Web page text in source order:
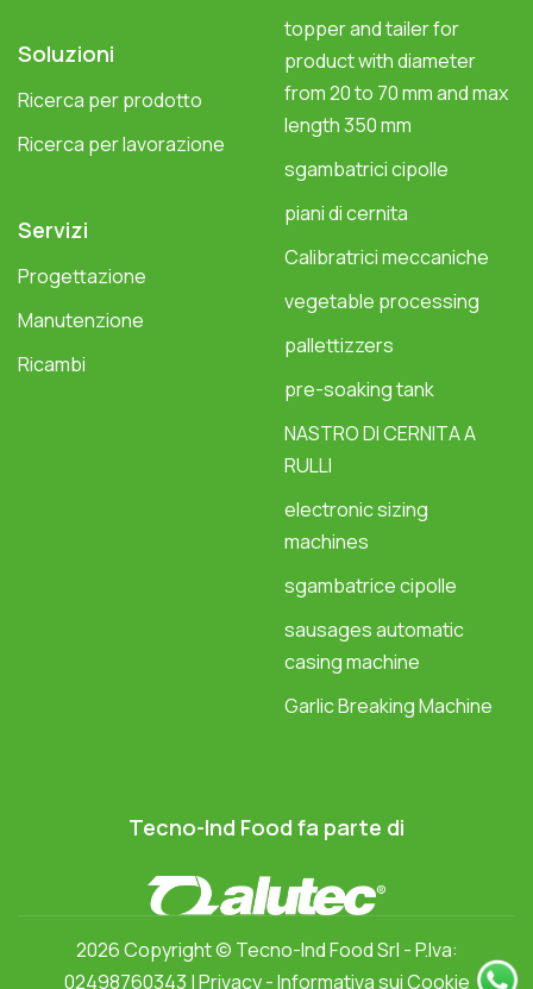
Soluzioni
Ricerca per prodotto
Ricerca per lavorazione
Servizi
Progettazione
Manutenzione
Ricambi
topper and tailer for
product with diameter
from 20 to 70 mm and max
length 350 mm
sgambatrici cipolle
piani di cernita
Calibratrici meccaniche
vegetable processing
pallettizzers
pre-soaking tank
NASTRO DI CERNITA A
RULLI
electronic sizing
machines
sgambatrice cipolle
sausages automatic
casing machine
Garlic Breaking Machine
Tecno-Ind Food fa parte di
2026 Copyright © Tecno-Ind Food Srl - P.Iva:
02498760343 |Privacy-Informativa sui Cookie